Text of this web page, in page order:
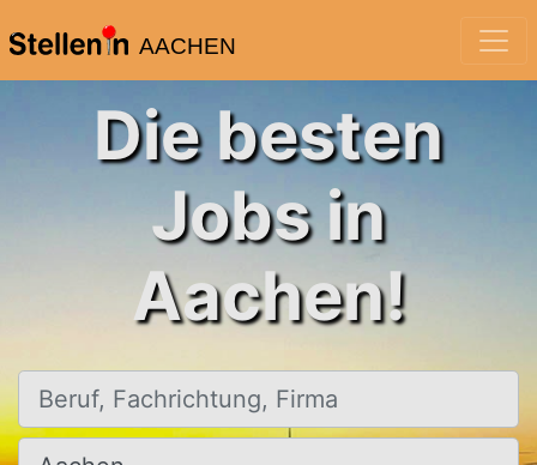
AACHEN
Die besten
Jobs in
Aachen!
Beruf, Fachrichtung, Firma
Ort, Stadt